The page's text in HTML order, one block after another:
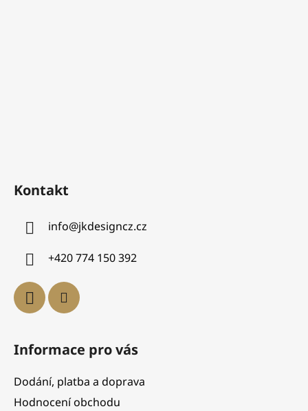
Kontakt
info@jkdesigncz.cz
+420 774 150 392
Informace pro vás
Dodání, platba a doprava
Hodnocení obchodu